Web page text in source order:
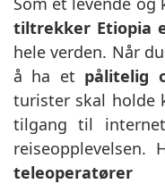
tiltrekker Etiopia
hele verden. Når
å ha et pålitelig
turister skal holde
tilgang til
reiseopplevelsen.
teleoperatører